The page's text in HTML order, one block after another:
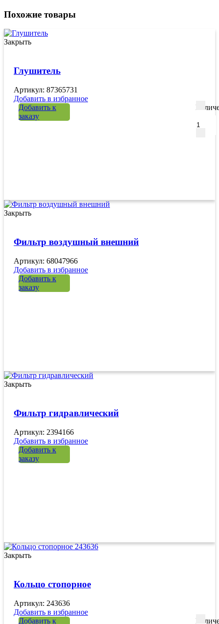
Похожие товары
Закрыть
Глушитель
Артикул: 87365731
Добавить в избранное
Добавить к
заказу
Закрыть
Фильтр воздушный внешний
Артикул: 68047966
Добавить в избранное
Добавить к
заказу
Закрыть
Фильтр гидравлический
Артикул: 2394166
Добавить в избранное
Добавить к
заказу
Закрыть
Кольцо стопорное
Артикул: 243636
Добавить в избранное
Добавить к